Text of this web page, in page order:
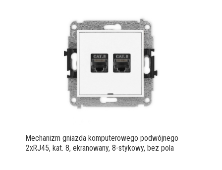
Mechanizm gniazda komputerowego podwójnego
2xRJ45, kat. 8, ekranowany, 8-stykowy, bez pola